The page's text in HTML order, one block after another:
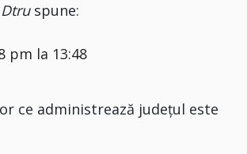
Dtru spune:
pm la 13:48
ce administrează județul este